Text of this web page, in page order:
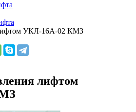
УКЛ-16А-02 КМЗ
лифтом